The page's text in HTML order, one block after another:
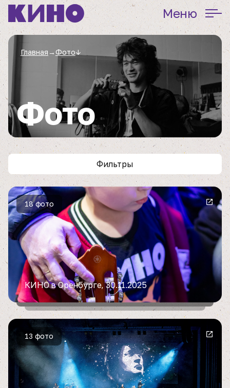
Меню
Главная →Фото↓
Фото
КИНО в Оренбурге, 30.11.2025
18 фото
13 фото
Фильтры